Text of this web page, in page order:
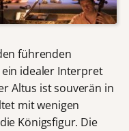
führenden
idealer Interpret
Altus ist souverän in
mit wenigen
Königsfigur. Die